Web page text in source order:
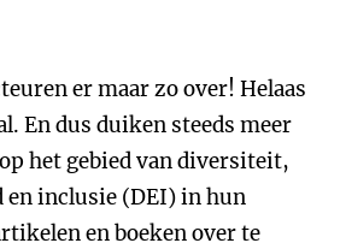
er maar zo over! Helaas
En dus duiken steeds meer
het gebied van diversiteit,
inclusie (DEI) in hun
en boeken over te